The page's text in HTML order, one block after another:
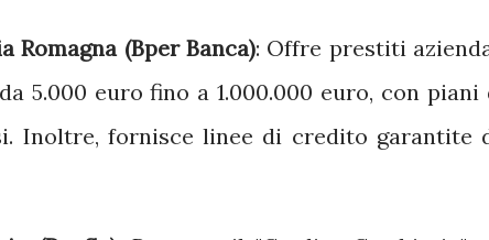
Romagna (Bper Banca): Offre prestiti
5.000 euro fino a 1.000.000 euro, con piani
Inoltre, fornisce linee di credito garantite